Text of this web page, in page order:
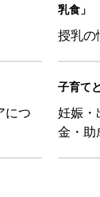
乳食」
授乳の
につ
子育て
妊娠・
金・助